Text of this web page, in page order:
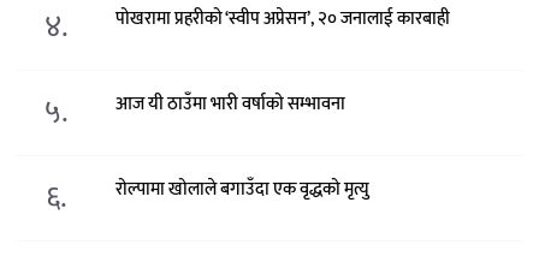
४. पोखरामा प्रहरीको ‘स्वीप अप्रेसन’, २० जनालाई कारबाही
५. आज यी ठाउँमा भारी वर्षाको सम्भावना
६. रोल्पामा खोलाले बगाउँदा एक वृद्धको मृत्यु